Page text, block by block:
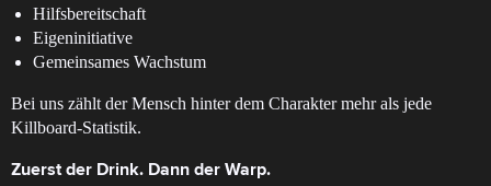
Hilfsbereitschaft
Eigeninitiative
Gemeinsames Wachstum
Bei uns zählt der Mensch hinter dem Charakter mehr als jede
Killboard-Statistik.
Zuerst der Drink. Dann der Warp.